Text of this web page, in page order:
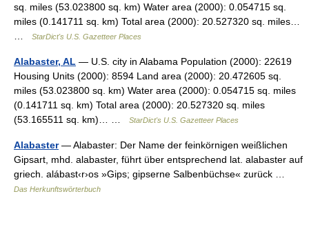
sq. miles (53.023800 sq. km) Water area (2000): 0.054715 sq.
miles (0.141711 sq. km) Total area (2000): 20.527320 sq. miles…
StarDict's U.S. Gazetteer Places
Alabaster, AL — U.S. city in Alabama Population (2000): 22619
Housing Units (2000): 8594 Land area (2000): 20.472605 sq.
miles (53.023800 sq. km) Water area (2000): 0.054715 sq. miles
(0.141711 sq. km) Total area (2000): 20.527320 sq. miles
(53.165511 sq. km)… …
StarDict's U.S. Gazetteer Places
Alabaster— Alabaster: Der Name der feinkörnigen weißlichen
Gipsart, mhd. alabaster, führt über entsprechend lat. alabaster auf
griech. alábast‹r›os »Gips; gipserne Salbenbüchse« zurück …
Das Herkunftswörterbuch